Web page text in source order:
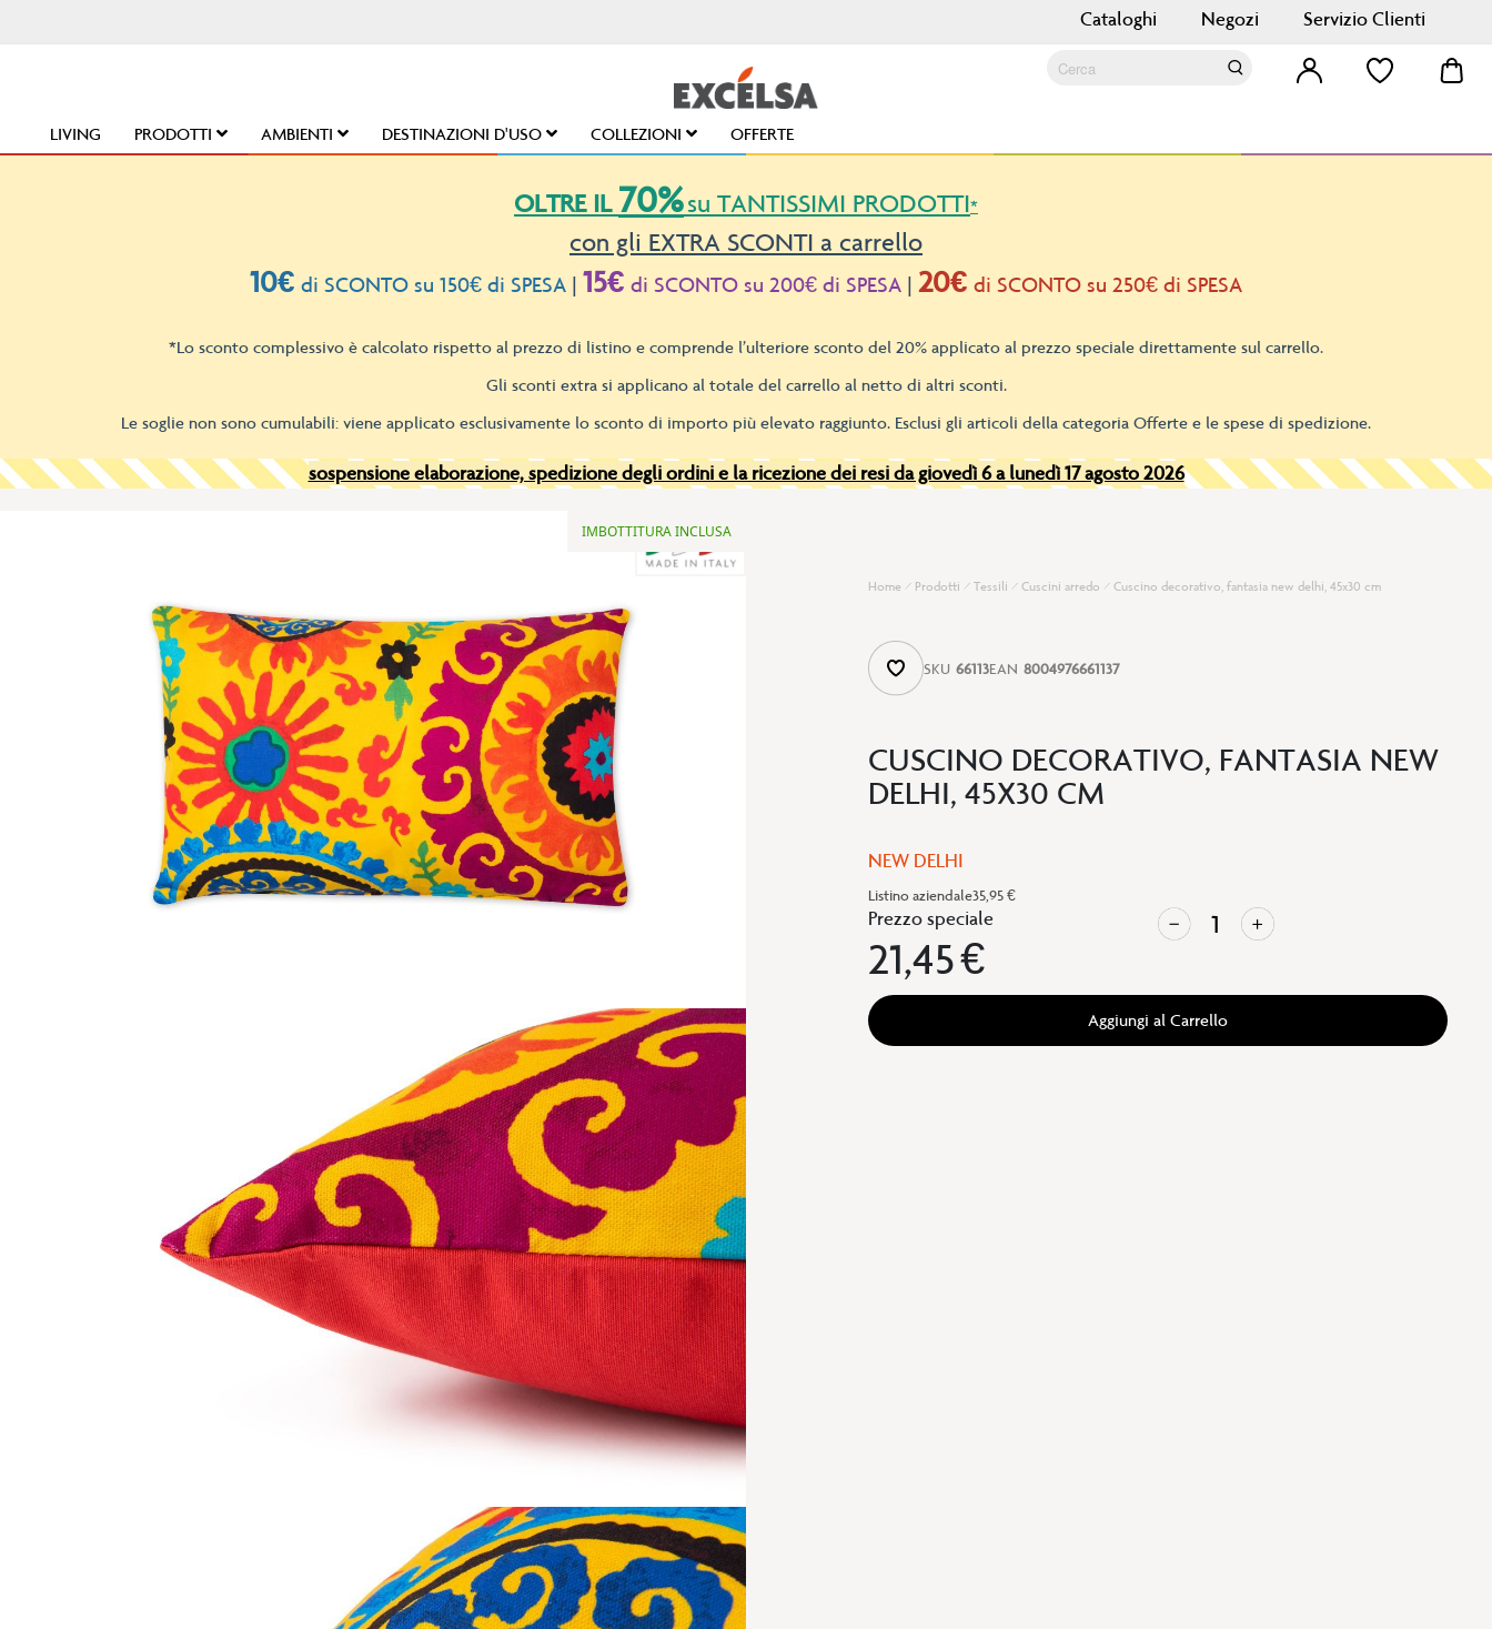
Cataloghi Negozi Servizio Clienti
LIVING PRODOTTI AMBIENTI DESTINAZIONI D'USO COLLEZIONI OFFERTE
OLTRE IL 70%su TANTISSIMI PRODOTTI*
con gli EXTRA SCONTI a carrello
10€ di SCONTO su 150€ di SPESA | 15€ di SCONTO su 200€ di SPESA | 20€ di SCONTO su 250€ di SPESA
*Lo sconto complessivo è calcolato rispetto al prezzo di listino e comprende l’ulteriore sconto del 20% applicato al prezzo speciale direttamente sul carrello.
Gli sconti extra si applicano al totale del carrello al netto di altri sconti.
Le soglie non sono cumulabili: viene applicato esclusivamente lo sconto di importo più elevato raggiunto. Esclusi gli articoli della categoria Offerte e le spese di spedizione.
sospensione elaborazione, spedizione degli ordini e la ricezione dei resi da giovedì 6 a lunedì 17 agosto 2026
IMBOTTITURA INCLUSA
CUSCINO DECORATIVO, FANTASIA NEW
DELHI, 45X30 CM
Home Prodotti Tessili Cuscini arredo Cuscino decorativo, fantasia new delhi, 45x30 cm
Listino aziendale35,95 €
Prezzo speciale
21,45 €
SKU 66113EAN 8004976661137
Aggiungi al Carrello
NEW DELHI